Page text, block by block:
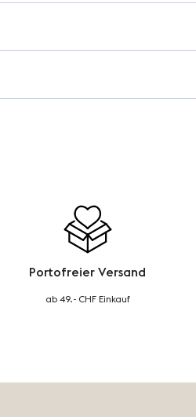
Portofreier Versand
ab 49.- CHF Einkauf